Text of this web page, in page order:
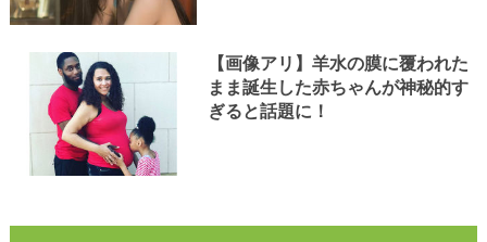
【画像アリ】羊水の膜に覆われた
まま誕生した赤ちゃんが神秘的す
ぎると話題に！